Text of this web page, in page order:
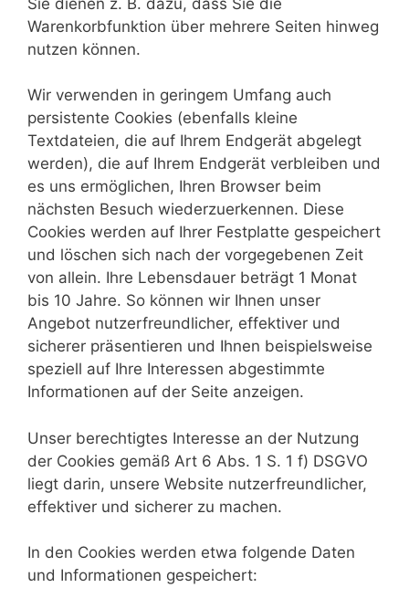
Warenkorbfunktion über mehrere Seiten hinweg
nutzen können.
Wir verwenden in geringem Umfang auch
persistente Cookies (ebenfalls kleine
Textdateien, die auf Ihrem Endgerät abgelegt
werden), die auf Ihrem Endgerät verbleiben und
es uns ermöglichen, Ihren Browser beim
nächsten Besuch wiederzuerkennen. Diese
Cookies werden auf Ihrer Festplatte gespeichert
und löschen sich nach der vorgegebenen Zeit
von allein. Ihre Lebensdauer beträgt 1 Monat
bis 10 Jahre. So können wir Ihnen unser
Angebot nutzerfreundlicher, effektiver und
sicherer präsentieren und Ihnen beispielsweise
speziell auf Ihre Interessen abgestimmte
Informationen auf der Seite anzeigen.
Unser berechtigtes Interesse an der Nutzung
der Cookies gemäß Art 6 Abs. 1 S. 1 f) DSGVO
liegt darin, unsere Website nutzerfreundlicher,
effektiver und sicherer zu machen.
In den Cookies werden etwa folgende Daten
und Informationen gespeichert: